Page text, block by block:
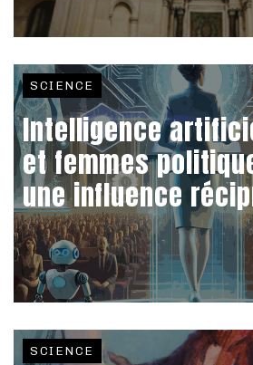
SCIENCE
Intelligence
et femmes
une influence
SCIENCE